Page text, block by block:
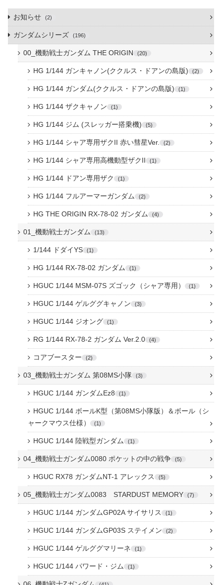
お知らせ 2
ガンダムシリーズ 196
00_機動戦士ガンダム THE ORIGIN 20
HG 1/144 ガンキャノン(ククルス・ドアンの島版) 2
HG 1/144 ガンダム(ククルス・ドアンの島版) 1
HG 1/144 ザクキャノン 1
HG 1/144 ジム (スレッガー搭乗機) 5
HG 1/144 シャア専用ザクII 赤い彗星Ver. 2
HG 1/144 シャア専用高機動型ザクII 1
HG 1/144 ドアン専用ザク 1
HG 1/144 フルアーマーガンダム 2
HG THE ORIGIN RX-78-02 ガンダム 4
01_機動戦士ガンダム 13
1/144 ドダイYS 1
HG 1/144 RX-78-02 ガンダム 1
HGUC 1/144 MSM-07S ズゴック（シャア専用） 1
HGUC 1/144 ゲルググキャノン 3
HGUC 1/144 ジオング 1
RG 1/144 RX-78-2 ガンダム Ver.2.0 4
コアブースター 2
03_機動戦士ガンダム 第08MS小隊 3
HGUC 1/144 ガンダムEz8 1
HGUC 1/144 ボールK型（第08MS小隊版）＆ボール（シ
ャークマウス仕様）
1
HGUC 1/144 陸戦型ガンダム 1
04_機動戦士ガンダム0080 ポケットの中の戦争 5
HGUC RX78 ガンダムNT-1 アレックス 5
05_機動戦士ガンダム0083 STARDUST MEMORY 7
HGUC 1/144 ガンダムGP02A サイサリス 1
HGUC 1/144 ガンダムGP03S ステイメン 2
HGUC 1/144 ゲルググマリーネ 1
HGUC 1/144 パワード・ジム 1